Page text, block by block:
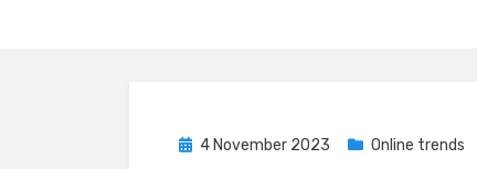
Posted
4 November 2023 Online trends